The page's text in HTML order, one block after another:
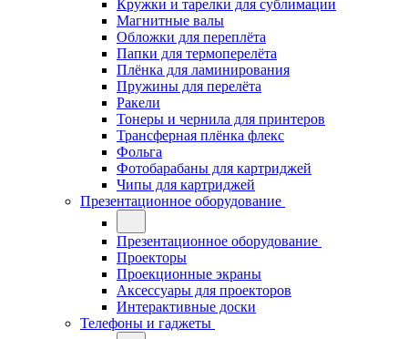
Кружки и тарелки для сублимации
Магнитные валы
Обложки для переплёта
Папки для термоперелёта
Плёнка для ламинирования
Пружины для перелёта
Ракели
Тонеры и чернила для принтеров
Трансферная плёнка флекс
Фольга
Фотобарабаны для картриджей
Чипы для картриджей
Презентационное оборудование
Презентационное оборудование
Проекторы
Проекционные экраны
Аксессуары для проекторов
Интерактивные доски
Телефоны и гаджеты